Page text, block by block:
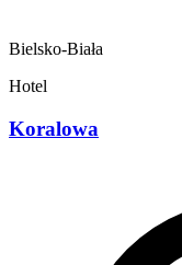
Bielsko-Biała
Hotel
Koralowa